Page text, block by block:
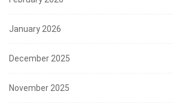
January 2026
December 2025
November 2025